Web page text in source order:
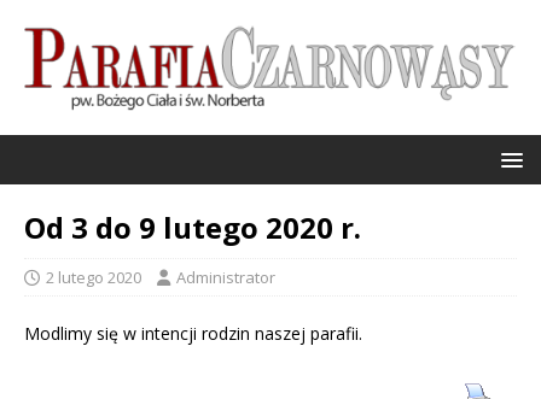
Od 3 do 9 lutego 2020 r.
2 lutego 2020 Administrator
Modlimy się w intencji rodzin naszej parafii.